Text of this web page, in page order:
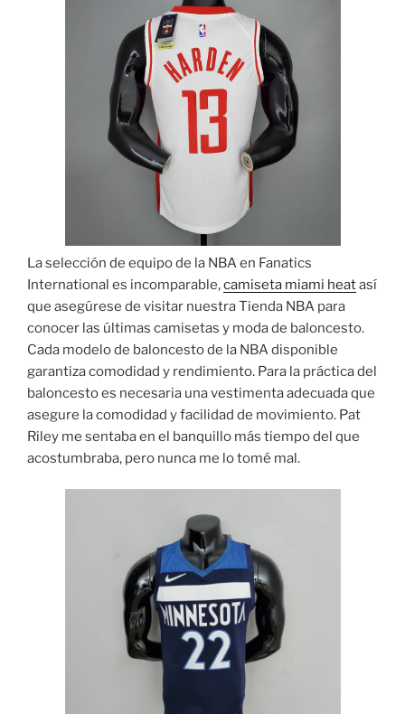
La selección de equipo de la NBA en Fanatics
International es incomparable,camiseta miami heatasí
que asegúrese de visitar nuestra Tienda NBA para
conocer las últimas camisetas y moda de baloncesto.
Cada modelo de baloncesto de la NBA disponible
garantiza comodidad y rendimiento. Para la práctica del
baloncesto es necesaria una vestimenta adecuada que
asegure la comodidad y facilidad de movimiento. Pat
Riley me sentaba en el banquillo más tiempo del que
acostumbraba, pero nunca me lo tomé mal.